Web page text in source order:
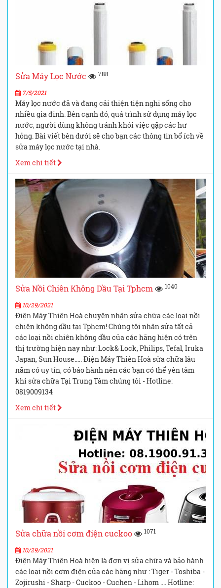
Sửa Máy Lọc Nước 788
7/5/2021
Máy lọc nước đã và đang cải thiện tiện nghi sống cho
nhiều gia đinh. Bên cạnh đó, quá trình sử dụng máy lọc
nước, người dùng không tránh khỏi việc gặp các hư
hỏng. Bài viết bên dưới sẽ cho bạn các thông tin bổ ích về
sửa máy lọc nước tại nhà.
Xem chi tiết
Sửa Nồi Chiên Không Dầu Tại Tphcm 1040
10/29/2021
Điện Máy Thiên Hoà chuyên nhận sửa chữa các loại nồi
chiên không dầu tại Tphcm! Chúng tôi nhân sửa tất cả
các loại nồi chiên không dầu của các hãng hiện có trên
thị trường hiện nay như: Lock& Lock, Philips, Tefal, Iruka
Japan, Sun House….. Điện Máy Thiên Hoà sửa chữa lâu
năm có uy tín, có bảo hành nên các bạn có thể yên tâm
khi sửa chữa Tại Trung Tâm chúng tôi - Hotline:
0819009134
Xem chi tiết
Sửa chữa nồi cơm điện cuckoo 1071
10/29/2021
Điện Máy Thiên Hoà hiện là đơn vị sửa chữa và bảo hành
các loại nồi cơm điện của các hãng như : Tiger - Toshiba -
Zojirushi - Sharp - Cuckoo - Cuchen - Lihom .... Hotline: